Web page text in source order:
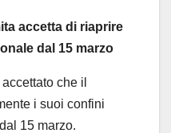
accetta di riaprire
dal 15 marzo
che il
i suoi confini
15 marzo.